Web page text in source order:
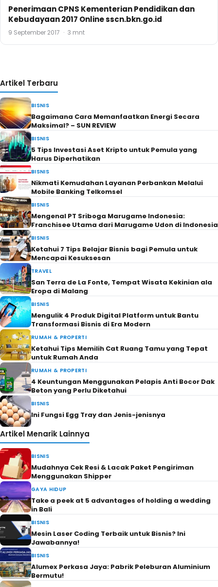
Penerimaan CPNS Kementerian Pendidikan dan
Kebudayaan 2017 Online sscn.bkn.go.id
9 September 2017 · 3 mnt
Artikel Terbaru
BISNIS
Bagaimana Cara Memanfaatkan Energi Secara
Maksimal? – SUN REVIEW
BISNIS
5 Tips Investasi Aset Kripto untuk Pemula yang
Harus Diperhatikan
BISNIS
Nikmati Kemudahan Layanan Perbankan Melalui
Mobile Banking Telkomsel
BISNIS
Mengenal PT Sriboga Marugame Indonesia:
Franchisee Utama dari Marugame Udon di Indonesia
BISNIS
Ketahui 7 Tips Belajar Bisnis bagi Pemula untuk
Mencapai Kesuksesan
TRAVEL
San Terra de La Fonte, Tempat Wisata Kekinian ala
Eropa di Malang
BISNIS
Mengulik 4 Produk Digital Platform untuk Bantu
Transformasi Bisnis di Era Modern
RUMAH & PROPERTI
Ketahui Tips Memilih Cat Ruang Tamu yang Tepat
untuk Rumah Anda
RUMAH & PROPERTI
4 Keuntungan Menggunakan Pelapis Anti Bocor Dak
Beton yang Perlu Diketahui
BISNIS
Ini Fungsi Egg Tray dan Jenis-jenisnya
Artikel Menarik Lainnya
BISNIS
Mudahnya Cek Resi & Lacak Paket Pengiriman
Menggunakan Shipper
GAYA HIDUP
Take a peek at 5 advantages of holding a wedding
in Bali
BISNIS
Mesin Laser Coding Terbaik untuk Bisnis? Ini
Jawabannya!
BISNIS
Alumex Perkasa Jaya: Pabrik Peleburan Aluminium
Bermutu!